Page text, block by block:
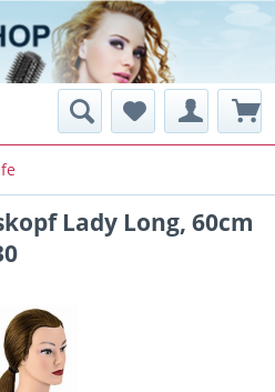
Lady Long, 60cm